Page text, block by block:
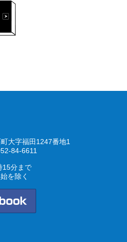
大字福田1247番地1
84-6611
15分まで
を除く